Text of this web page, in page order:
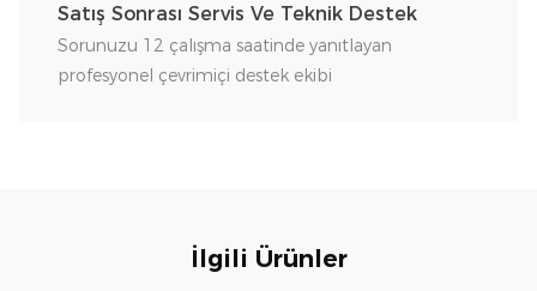
Satış Sonrası Servis Ve Teknik Destek
Sorunuzu 12 çalışma saatinde yanıtlayan
profesyonel çevrimiçi destek ekibi
İlgili Ürünler